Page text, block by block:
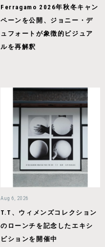
Ferragamo 2026年秋冬キャン
ペーンを公開、ジョニー・デ
ュフォートが象徴的ビジュア
ルを再解釈
Aug 6, 2026
T.T、ウィメンズコレクション
のローンチを記念したエキシ
ビションを開催中